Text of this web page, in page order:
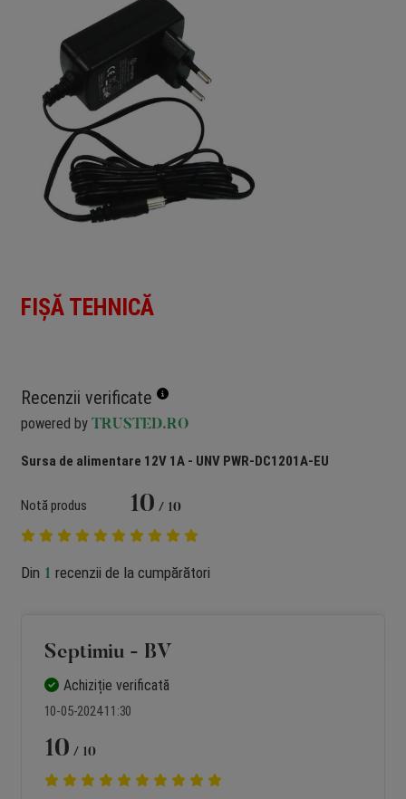
FIȘĂ TEHNICĂ
Recenzii verificate
powered by TRUSTED.RO
Sursa de alimentare 12V 1A - UNV PWR-DC1201A-EU
Notă produs 10 / 10
Din 1 recenzii de la cumpărători
Septimiu - BV
Achiziție verificată
10-05-2024 11:30
10 / 10